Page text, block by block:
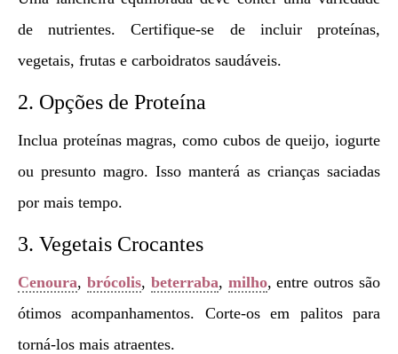
de nutrientes. Certifique-se de incluir proteínas,
vegetais, frutas e carboidratos saudáveis.
2. Opções de Proteína
Inclua proteínas magras, como cubos de queijo, iogurte
ou presunto magro. Isso manterá as crianças saciadas
por mais tempo.
3. Vegetais Crocantes
Cenoura, brócolis, beterraba, milho, entre outros são
ótimos acompanhamentos. Corte-os em palitos para
torná-los mais atraentes.